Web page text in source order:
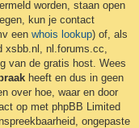
worden, staan open
kun je contact
een whois lookup) of, als
xsbb.nl, nl.forums.cc,
van de gratis host. Wees
heeft en dus in geen
over hoe, waar en door
op met phpBB Limited
ongepaste